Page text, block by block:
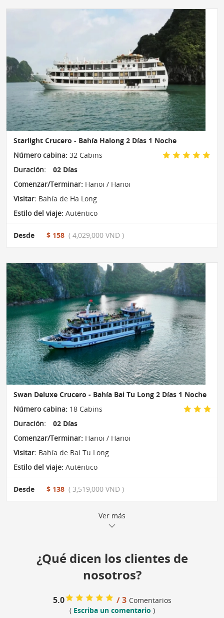
Starlight Crucero - Bahía Halong 2 Días 1 Noche
Número cabina: 32 Cabins
Duración:
02 Días
Comenzar/Terminar: Hanoi / Hanoi
Visitar: Bahía de Ha Long
Estilo del viaje: Auténtico
Desde $ 158 ( 4,029,000 VND )
Swan Deluxe Crucero - Bahía Bai Tu Long 2 Días 1 Noche
Número cabina: 18 Cabins
Duración:
02 Días
Comenzar/Terminar: Hanoi / Hanoi
Visitar: Bahía de Bai Tu Long
Estilo del viaje: Auténtico
Desde $ 138 ( 3,519,000 VND )
Ver más
¿Qué dicen los clientes de
nosotros?
5.0 / 3 Comentarios
( Escriba un comentario )